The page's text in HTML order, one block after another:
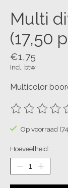
Multi
(17,50
€1,75
Incl. btw
Multicolor
De
Op voorraad
Hoeveelheid: